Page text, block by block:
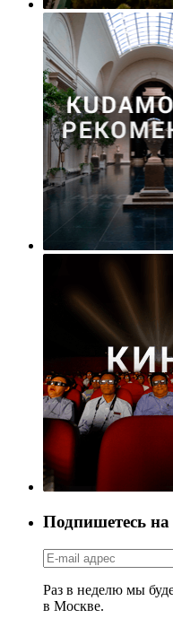
Подпишетесь
Раз в неделю мы
в Москве.